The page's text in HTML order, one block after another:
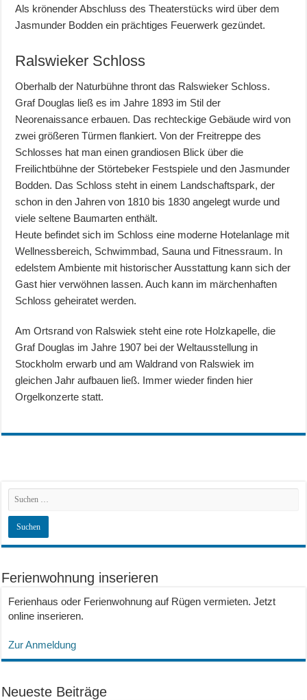
Als krönender Abschluss des Theaterstücks wird über dem
Jasmunder Bodden ein prächtiges Feuerwerk gezündet.
Ralswieker Schloss
Oberhalb der Naturbühne thront das Ralswieker Schloss.
Graf Douglas ließ es im Jahre 1893 im Stil der
Neorenaissance erbauen. Das rechteckige Gebäude wird von
zwei größeren Türmen flankiert. Von der Freitreppe des
Schlosses hat man einen grandiosen Blick über die
Freilichtbühne der Störtebeker Festspiele und den Jasmunder
Bodden. Das Schloss steht in einem Landschaftspark, der
schon in den Jahren von 1810 bis 1830 angelegt wurde und
viele seltene Baumarten enthält.
Heute befindet sich im Schloss eine moderne Hotelanlage mit
Wellnessbereich, Schwimmbad, Sauna und Fitnessraum. In
edelstem Ambiente mit historischer Ausstattung kann sich der
Gast hier verwöhnen lassen. Auch kann im märchenhaften
Schloss geheiratet werden.
Am Ortsrand von Ralswiek steht eine rote Holzkapelle, die
Graf Douglas im Jahre 1907 bei der Weltausstellung in
Stockholm erwarb und am Waldrand von Ralswiek im
gleichen Jahr aufbauen ließ. Immer wieder finden hier
Orgelkonzerte statt.
Ferienwohnung inserieren
Ferienhaus oder Ferienwohnung auf Rügen vermieten. Jetzt
online inserieren.
Zur Anmeldung
Neueste Beiträge